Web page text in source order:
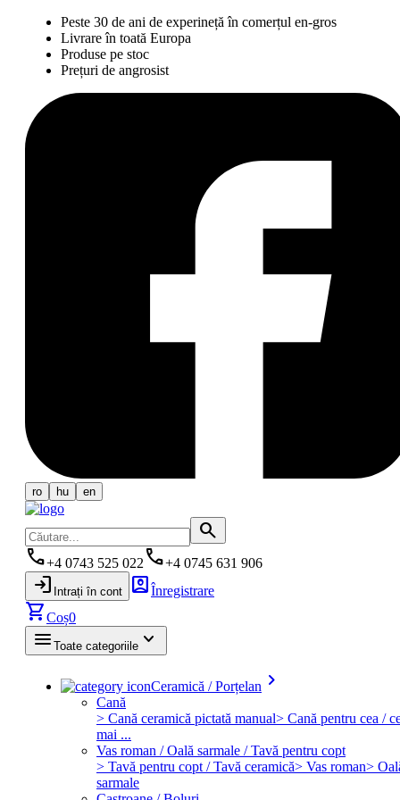
Peste 30 de ani de experineță în comerțul en-gros
Livrare în toată Europa
Produse pe stoc
Prețuri de angrosist
ro hu en
search
phone+4 0743 525 022 phone+4 0745 631 906
login Intrați în cont account_boxÎnregistrare
shopping_cartCoș0
menu Toate categoriile keyboard_arrow_down
Ceramică / Porțelan keyboard_arrow_right
Cană
> Cană ceramică pictată manual> Cană pentru cea /
mai ...
Vas roman / Oală sarmale / Tavă pentru copt
> Tavă pentru copt / Tavă ceramică> Vas roman>
sarmale